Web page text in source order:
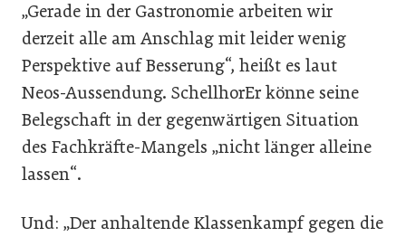
„Gerade in der Gastronomie arbeiten wir
derzeit alle am Anschlag mit leider wenig
Perspektive auf Besserung“, heißt es laut
Neos-Aussendung. SchellhorEr könne seine
Belegschaft in der gegenwärtigen Situation
des Fachkräfte-Mangels „nicht länger alleine
lassen“.
Und: „Der anhaltende Klassenkampf gegen die